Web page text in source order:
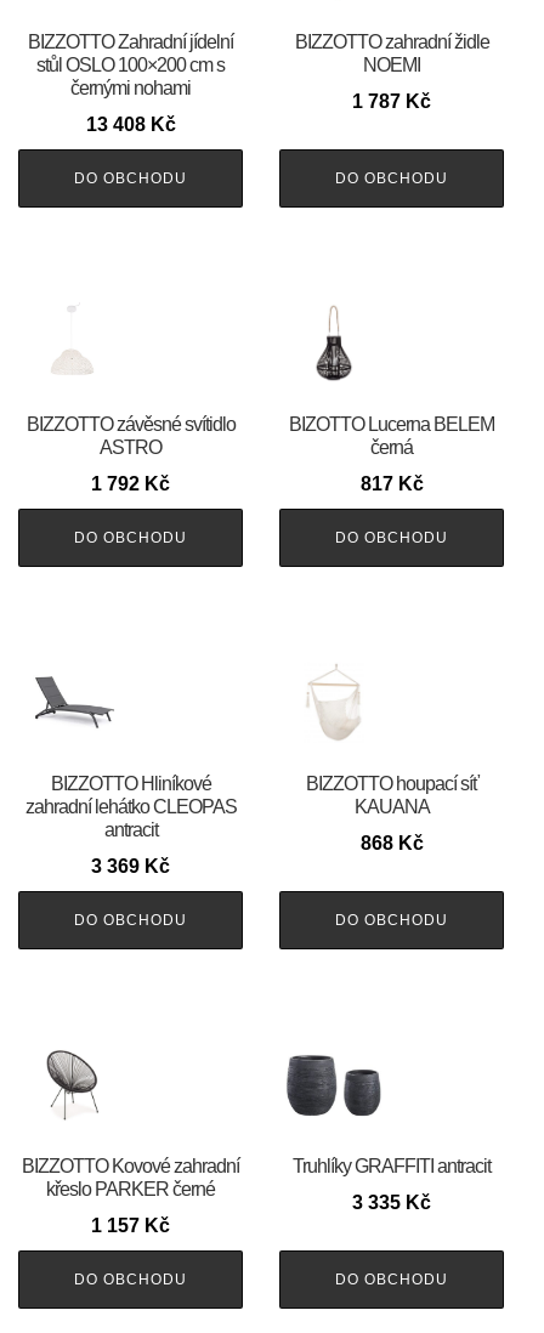
BIZZOTTO Zahradní jídelní
stůl OSLO 100×200 cm s
černými nohami
13 408 Kč
DO OBCHODU
BIZZOTTO zahradní židle
NOEMI
1 787 Kč
DO OBCHODU
BIZZOTTO závěsné svítidlo
ASTRO
1 792 Kč
DO OBCHODU
BIZOTTO Lucerna BELEM
černá
817 Kč
DO OBCHODU
BIZZOTTO Hliníkové
zahradní lehátko CLEOPAS
antracit
3 369 Kč
DO OBCHODU
BIZZOTTO houpací síť
KAUANA
868 Kč
DO OBCHODU
BIZZOTTO Kovové zahradní
křeslo PARKER černé
1 157 Kč
DO OBCHODU
Truhlíky GRAFFITI antracit
3 335 Kč
DO OBCHODU